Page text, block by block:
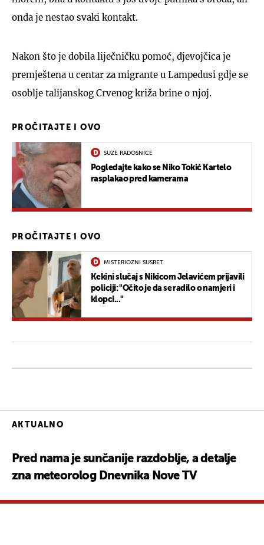
onda je nestao svaki kontakt.
Nakon što je dobila liječničku pomoć, djevojčica je
premještena u centar za migrante u Lampedusi gdje se
osoblje talijanskog Crvenog križa brine o njoj.
PROČITAJTE I OVO
SUZE RADOSNICE
Pogledajte kako se Niko Tokić Kartelo
rasplakao pred kamerama
PROČITAJTE I OVO
MISTERIOZNI SUSRET
Kekini slučaj s Nikicom Jelavićem prijavili
policiji: "Očito je da se radilo o namjeri i
klopci..."
AKTUALNO
Pred nama je sunčanije razdoblje, a detalje
zna meteorolog Dnevnika Nove TV